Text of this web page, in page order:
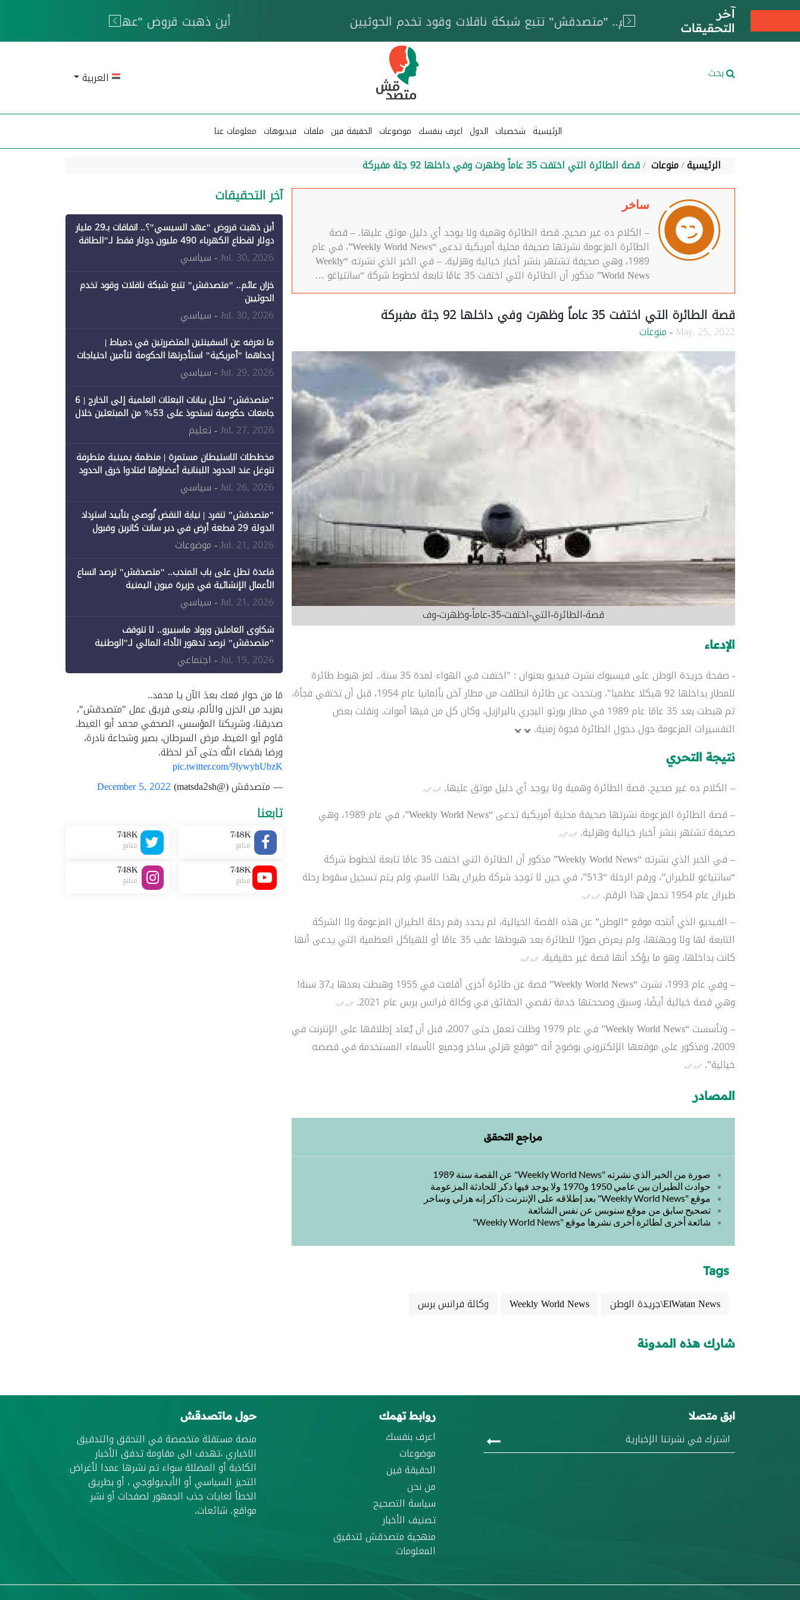
آخر
التحقيقات
خزان عائم.. "متصدقش" تتبع شبكة ناقلات وقود تخدم الحوثيين
بحث العربية
الرئيسية شخصيات الدول اعرف بنفسك موضوعات الحقيقة فين ملفات فيديوهات معلومات عنا
الرئيسية منوعات قصة الطائرة التي اختفت 35 عاماً وظهرت وفي داخلها 92 جثة مفبركة
ساخر
– الكلام ده غير صحيح. قصة الطائرة وهمية ولا يوجد أي دليل موثق عليها. – قصة
الطائرة المزعومة نشرتها صحيفة محلية أمريكية تدعى “Weekly World News”، في عام
1989، وهي صحيفة تشتهر بنشر أخبار خيالية وهزلية. – في الخبر الذي نشرته “Weekly
World News” مذكور أن الطائرة التي اختفت 35 عامًا تابعة لخطوط شركة “سانتياغو …
قصة الطائرة التي اختفت 35 عاماً وظهرت وفي داخلها 92 جثة مفبركة
May. 25, 2022 - منوعات
قصة-الطائرة-التي-اختفت-35-عاماً-وظهرت-وف
الإدعاء
- صفحة جريدة الوطن على فيسبوك نشرت فيديو بعنوان : "اختفت في الهواء لمدة 35 سنة.. لغز هبوط طائرة
للمطار بداخلها 92 هيكلا عظميا"، ويتحدث عن طائرة انطلقت من مطار آخن بألمانيا عام 1954، قبل أن تختفي فجأة،
ثم هبطت بعد 35 عامًا عام 1989 في مطار بورتو اليجري بالبرازيل، وكان كل من فيها أموات. ونقلت بعض
التفسيرات المزعومة حول دخول الطائرة فجوة زمنية.
نتيجة التحري
– الكلام ده غير صحيح. قصة الطائرة وهمية ولا يوجد أي دليل موثق عليها.
– قصة الطائرة المزعومة نشرتها صحيفة محلية أمريكية تدعى “Weekly World News”، في عام 1989، وهي
صحيفة تشتهر بنشر أخبار خيالية وهزلية.
– في الخبر الذي نشرته “Weekly World News” مذكور أن الطائرة التي اختفت 35 عامًا تابعة لخطوط شركة
“سانتياغو للطيران”، ورقم الرحلة “513”، في حين لا توجد شركة طيران بهذا الاسم، ولم يتم تسجيل سقوط رحلة
طيران عام 1954 تحمل هذا الرقم.
– الفيديو الذي أنتجه موقع “الوطن” عن هذه القصة الخيالية، لم يحدد رقم رحلة الطيران المزعومة ولا الشركة
التابعة لها ولا وجهتها، ولم يعرض صورًا للطائرة بعد هبوطها عقب 35 عامًا أو للهياكل العظمية التي يدعى أنها
كانت بداخلها، وهو ما يؤكد أنها قصة غير حقيقية.
– وفي عام 1993، نشرت “Weekly World News” قصة عن طائرة أخرى أقلعت في 1955 وهبطت بعدها بـ37 سنة!
وهي قصة خيالية أيضًا، وسبق وصححتها خدمة تقصي الحقائق في وكالة فرانس برس عام 2021.
– وتأسست “Weekly World News” في عام 1979 وظلت تعمل حتى 2007، قبل أن يُعاد إطلاقها على الإنترنت في
2009، ومذكور على موقعها الإلكتروني بوضوح أنه “موقع هزلي ساخر وجميع الأسماء المستخدمة في قصصه
خيالية”.
المصادر
مراجع التحقق
صورة من الخبر الذي نشرته "Weekly World News" عن القصة سنة 1989
حوادث الطيران بين عامي 1950 و1970 ولا يوجد فيها ذكر للحادثة المزعومة
موقع "Weekly World News" بعد إطلاقه على الإنترنت ذاكر إنه هزلي وساخر
تصحيح سابق من موقع سنوبس عن نفس الشائعة
شائعة أخرى لطائرة أخرى نشرها موقع "Weekly World News"
Tags
ElWatan News\جريدة الوطن Weekly World News وكالة فرانس برس
شارك هذه المدونة
آخر التحقيقات
أين ذهبت قروض "عهد السيسي"؟.. اتفاقات بـ29 مليار
دولار لقطاع الكهرباء 490 مليون دولار فقط لـ"الطاقة
المتجددة" (1)
Jul. 30, 2026- سياسي
خزان عائم.. "متصدقش" تتبع شبكة ناقلات وقود تخدم
الحوثيين
Jul. 30, 2026- سياسي
ما نعرفه عن السفينتين المتضررتين في دمياط |
إحداهما "أمريكية" استأجرتها الحكومة لتأمين احتياجات
الطاقة
Jul. 29, 2026- سياسي
"متصدقش" تحلل بيانات البعثات العلمية إلى الخارج | 6
جامعات حكومية تستحوذ على 53% من المبتعثين خلال
12 عامًا و6 جامعات كان نصيبها 1% فقط
Jul. 27, 2026- تعليم
مخططات الاستيطان مستمرة | منظمة يمينية متطرفة
تتوغل عند الحدود اللبنانية أعضاؤها اعتادوا خرق الحدود
Jul. 26, 2026- سياسي
"متصدقش" تنفرد | نيابة النقض تُوصي بتأييد استرداد
الدولة 29 قطعة أرض في دير سانت كاترين وقبول
طعن الحكومة جزئيًا (1)
Jul. 21, 2026- موضوعات
قاعدة تطل على باب المندب.. "متصدقش" ترصد اتساع
الأعمال الإنشائية في جزيرة ميون اليمنية
Jul. 21, 2026- سياسي
شكاوى العاملين ورواد ماسبيرو.. لا تتوقف
"متصدقش" ترصد تدهور الأداء المالي لـ"الوطنية
للإعلام"
Jul. 19, 2026- اجتماعي
مَا من حوار مَعك بعدَ الآن يا محمد..
بمزيد من الحزن والألم، ينعى فريق عمل "متصدقش"،
صديقنا، وشريكنا المؤسس، الصحفي محمد أبو الغيط.
قاوم أبو الغيط، مرض السرطان، بصبر وشجاعة نادرة،
ورضا بقضاء الله حتى آخر لحظة.
pic.twitter.com/9lywyhUbzK
— متصدقش (@matsda2sh)
December 5, 2022
تابعنا
748K
متابع
748K
متابع
748K
متابع
748K
متابع
ابق متصلا روابط تهمك
اعرف بنفسك
موضوعات
الحقيقة فين
من نحن
سياسة التصحيح
تصنيف الأخبار
منهجية متصدقش لتدقيق
المعلومات
حول ماتصدقش
منصة مستقلة متخصصة في التحقق والتدقيق
الاخباري ،تهدف الى مقاومة تدفق الأخبار
الكاذبة أو المضللة سواء تم نشرها عمدا لأغراض
التحيز السياسي أو الأيديولوجي ، أو بطريق
الخطأ لغايات جذب الجمهور لصفحات أو نشر
مواقع. شائعات.